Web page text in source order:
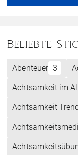
Beliebte
Abenteuer 3
Achtsamkeit im
Achtsamkeit